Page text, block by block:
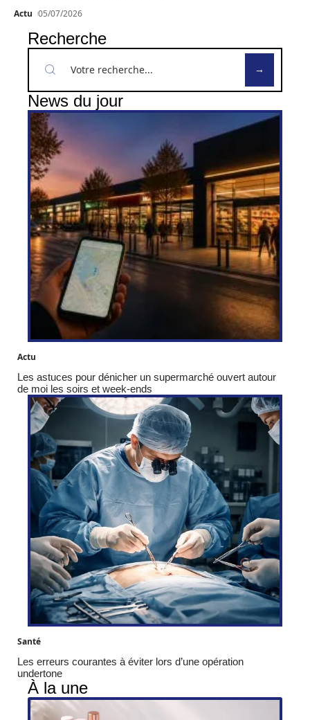
Actu 05/07/2026
Recherche
News du jour
Actu
Les astuces pour dénicher un supermarché ouvert autour
de moi les soirs et week-ends
Santé
Les erreurs courantes à éviter lors d’une opération
undertone
À la une